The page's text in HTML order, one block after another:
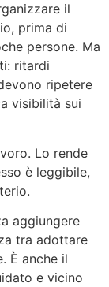
il
prima di
persone. Ma
ritardi
ripetere
visibilità sui
Lo rende
è leggibile,
aggiungere
tra adottare
È anche il
e vicino